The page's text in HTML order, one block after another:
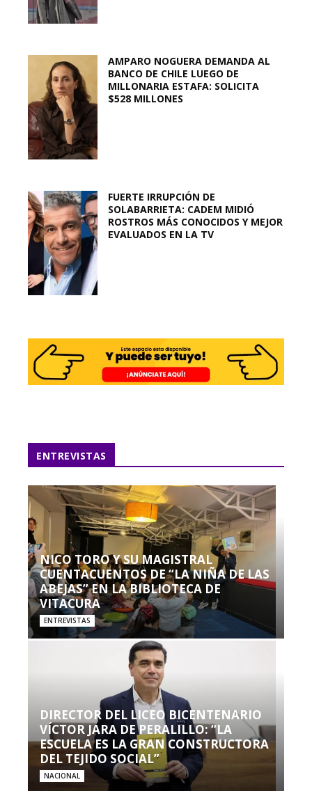
AMPARO NOGUERA DEMANDA AL
BANCO DE CHILE LUEGO DE
MILLONARIA ESTAFA: SOLICITA
$528 MILLONES
FUERTE IRRUPCIÓN DE
SOLABARRIETA: CADEM MIDIÓ
ROSTROS MÁS CONOCIDOS Y MEJOR
EVALUADOS EN LA TV
ENTREVISTAS
NICO TORO Y SU MAGISTRAL
CUENTACUENTOS DE “LA NIÑA DE LAS
ABEJAS” EN LA BIBLIOTECA DE
VITACURA
ENTREVISTAS
DIRECTOR DEL LICEO BICENTENARIO
VÍCTOR JARA DE PERALILLO: “LA
ESCUELA ES LA GRAN CONSTRUCTORA
DEL TEJIDO SOCIAL”
NACIONAL